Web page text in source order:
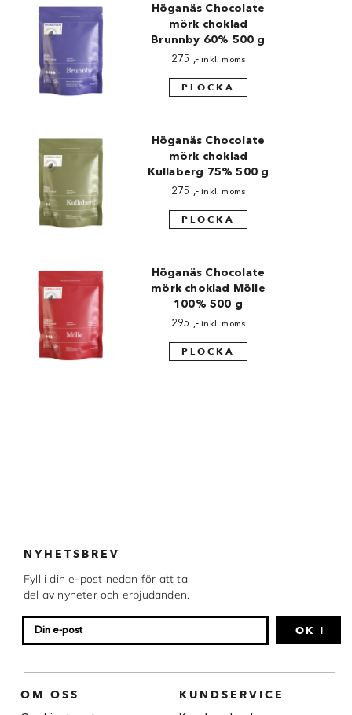
Chocovic
Malmö Chokladfabrik
Martellato
Nora Chokladskola
Original Beans
Webbutiken MARRON drivs av Marron
Höganäs Chocolate
mörk choklad
Brunnby 60% 500 g
275 ,- inkl. moms
PLOCKA
Höganäs Chocolate
mörk choklad
Kullaberg 75% 500 g
275 ,- inkl. moms
PLOCKA
Höganäs Chocolate
mörk choklad Mölle
100% 500 g
295 ,- inkl. moms
PLOCKA
NYHETSBREV
Fyll i din e-post nedan för att ta
del av nyheter och erbjudanden.
OK !
OM OSS KUNDSERVICE